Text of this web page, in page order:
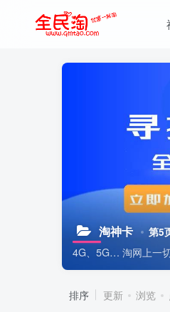
淘神卡 第5
4G、5G… 淘网上一
排序 更新 浏览